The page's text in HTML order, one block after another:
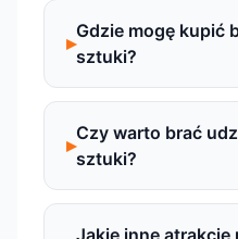
Gdzie mogę kupić
sztuki?
Czy warto brać
sztuki?
Jakie inne